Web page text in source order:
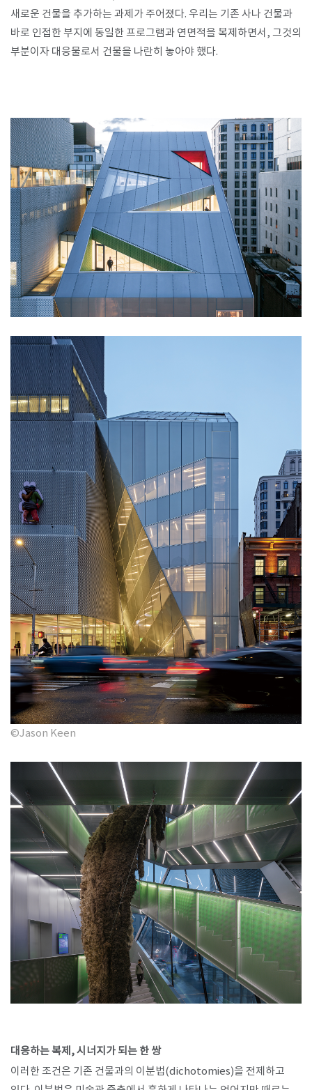
새로운 건물을 추가하는 과제가 주어졌다. 우리는 기존 사나 건물과
바로 인접한 부지에 동일한 프로그램과 연면적을 복제하면서, 그것의
부분이자 대응물로서 건물을 나란히 놓아야 했다.
©Jason Keen
대응하는 복제, 시너지가 되는 한 쌍
이러한 조건은 기존 건물과의 이분법(dichotomies)을 전제하고